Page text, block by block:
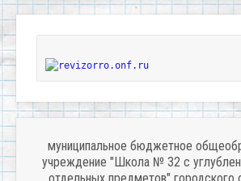
муниципальное бюджетное
учреждение "Школа № 32 с